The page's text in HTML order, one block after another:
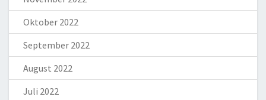
Oktober 2022
September 2022
August 2022
Juli 2022